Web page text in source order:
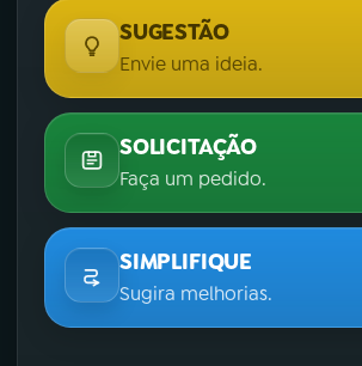
SUGESTÃO
Envie uma ideia.
SOLICITAÇÃO
Faça um pedido.
SIMPLIFIQUE
Sugira melhorias.